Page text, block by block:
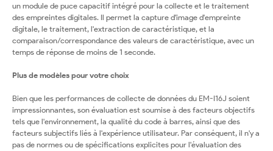
un module de puce capacitif intégré pour la collecte et le traitement
des empreintes digitales. Il permet la capture d'image d'empreinte
digitale, le traitement, l'extraction de caractéristique, et la
comparaison/correspondance des valeurs de caractéristique, avec un
temps de réponse de moins de 1 seconde.
Plus de modèles pour votre choix
Bien que les performances de collecte de données du EM-I16J soient
impressionnantes, son évaluation est soumise à des facteurs objectifs
tels que l'environnement, la qualité du code à barres, ainsi que des
facteurs subjectifs liés à l'expérience utilisateur. Par conséquent, il n'y a
pas de normes ou de spécifications explicites pour l'évaluation des